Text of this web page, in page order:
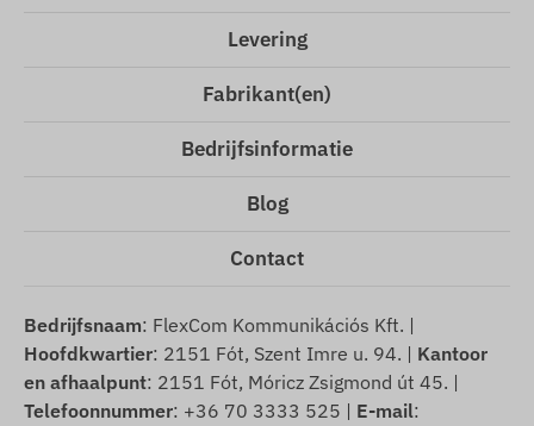
Levering
Fabrikant(en)
Bedrijfsinformatie
Blog
Contact
Bedrijfsnaam: FlexCom Kommunikációs Kft. |
Hoofdkwartier: 2151 Fót, Szent Imre u. 94. | Kantoor
en afhaalpunt: 2151 Fót, Móricz Zsigmond út 45. |
Telefoonnummer: +36 70 3333 525 | E-mail: